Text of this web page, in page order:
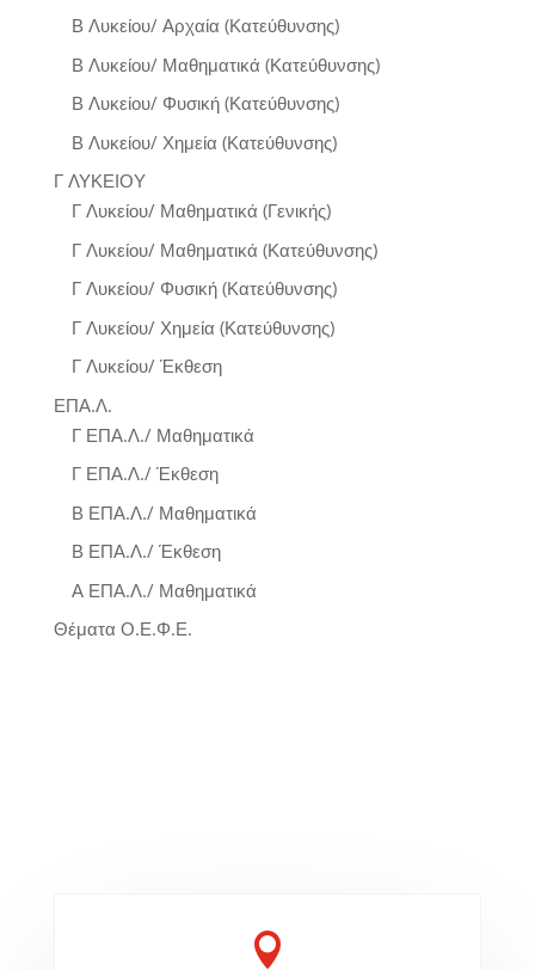
Β Λυκείου/ Αρχαία (Κατεύθυνσης)
Β Λυκείου/ Μαθηματικά (Κατεύθυνσης)
Β Λυκείου/ Φυσική (Κατεύθυνσης)
Β Λυκείου/ Χημεία (Κατεύθυνσης)
Γ ΛΥΚΕΙΟΥ
Γ Λυκείου/ Μαθηματικά (Γενικής)
Γ Λυκείου/ Μαθηματικά (Κατεύθυνσης)
Γ Λυκείου/ Φυσική (Κατεύθυνσης)
Γ Λυκείου/ Χημεία (Κατεύθυνσης)
Γ Λυκείου/ Έκθεση
ΕΠΑ.Λ.
Γ ΕΠΑ.Λ./ Μαθηματικά
Γ ΕΠΑ.Λ./ Έκθεση
Β ΕΠΑ.Λ./ Μαθηματικά
Β ΕΠΑ.Λ./ Έκθεση
Α ΕΠΑ.Λ./ Μαθηματικά
Θέματα Ο.Ε.Φ.Ε.
